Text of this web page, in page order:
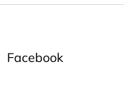
Z
Facebook